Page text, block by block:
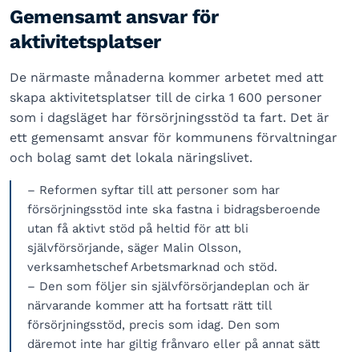
Gemensamt ansvar för
aktivitetsplatser
De närmaste månaderna kommer arbetet med att
skapa aktivitetsplatser till de cirka 1 600 personer
som i dagsläget har försörjningsstöd ta fart. Det är
ett gemensamt ansvar för kommunens förvaltningar
och bolag samt det lokala näringslivet.
– Reformen syftar till att personer som har
försörjningsstöd inte ska fastna i bidragsberoende
utan få aktivt stöd på heltid för att bli
självförsörjande, säger Malin Olsson,
verksamhetschef Arbetsmarknad och stöd.
– Den som följer sin självförsörjandeplan och är
närvarande kommer att ha fortsatt rätt till
försörjningsstöd, precis som idag. Den som
däremot inte har giltig frånvaro eller på annat sätt